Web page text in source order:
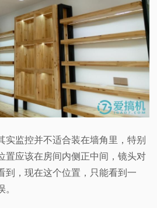
实监控并不适合装在墙角里，特别
置应该在房间内侧正中间，镜头对
到，现在这个位置，只能看到一